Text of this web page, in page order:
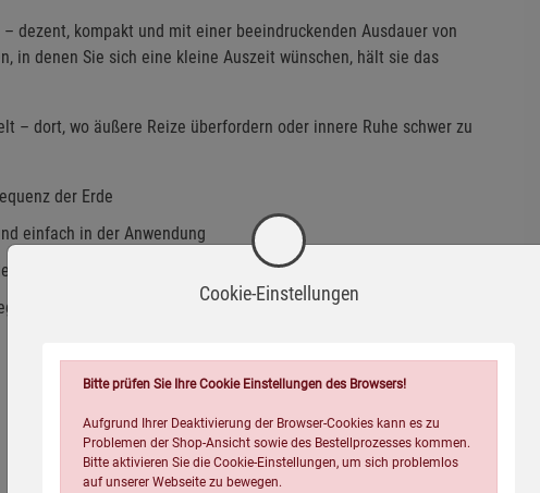
dezent, kompakt und mit einer beeindruckenden Ausdauer von
in denen Sie sich eine kleine Auszeit wünschen, hält sie das
– dort, wo äußere Reize überfordern oder innere Ruhe schwer zu
der Erde
einfach in der Anwendung
Wirkung
Cookie-Einstellungen
Bitte prüfen Sie Ihre Cookie Einstellungen des Browsers!
Aufgrund Ihrer Deaktivierung der Browser-Cookies kann es zu
Problemen der Shop-Ansicht sowie des Bestellprozesses kommen.
Bitte aktivieren Sie die Cookie-Einstellungen, um sich problemlos
auf unserer Webseite zu bewegen.